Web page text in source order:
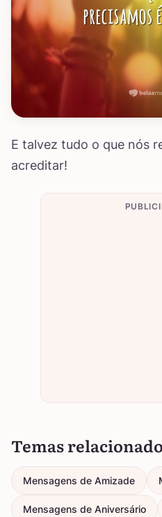
E talvez tudo o que nós
acreditar!
Temas
Mensagens de Amizade
Mensagens de Aniversário